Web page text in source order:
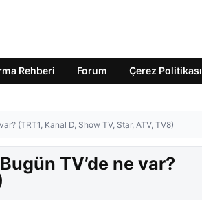
Rehberi Forum Çerez Politikası
(TRT1, Kanal D, Show TV, Star, ATV, TV8)
TV’de ne var?